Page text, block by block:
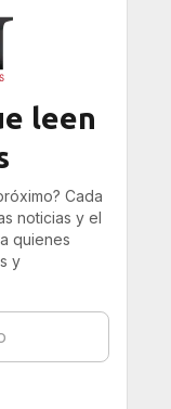
leen
Cada
noticias y el
quienes
y